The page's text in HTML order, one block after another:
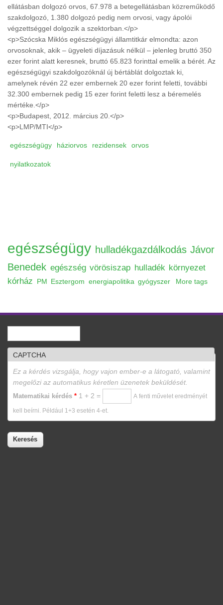
ellátásban dolgozó orvos, 67.978 a betegellátásban közreműködő
szakdolgozó, 1.380 dolgozó pedig nem orvosi, vagy ápolói
végzettséggel dolgozik a szektorban.</p>
<p>Szócska Miklós egészségügyi államtitkár elmondta: azon
orvosoknak, akik – ügyeleti díjazásuk nélkül – jelenleg bruttó 350
ezer forint alatt keresnek, bruttó 65.823 forinttal emelik a bérét. Az
egészségügyi szakdolgozóknál új bértáblát dolgoztak ki,
amelynek révén 22 ezer embernek 20 ezer forint feletti, további
32.300 embernek pedig 15 ezer forint feletti lesz a béremelés
mértéke.</p>
<p>Budapest, 2012. március 20.</p>
<p>LMP/MTI</p>
egészségügy háziorvos rezidensek orvos
nyilatkozatok
egészségügy hulladékgazdálkodás Jávor
Benedek egészség vörösiszap hulladék környezet
kórház
PM Esztergom energiapolitika gyógyszer More tags
CAPTCHA
Ez a kérdés vizsgálja, hogy vajon ember-e a látogató, valamint
megelőzi az automatikus kéretlen üzenetek beküldését.
Matematikai kérdés * 1 + 2 = A fenti művelet eredményét
kell beírni. Például 1+3 esetén 4-et.